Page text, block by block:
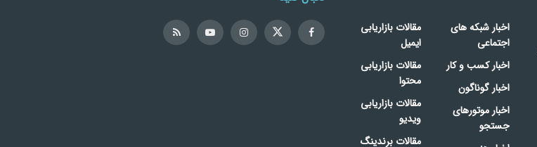
اخبار شبکه های
اجتماعی
اخبار کسب و کار
اخبار گوناگون
اخبار موتورهای
جستجو
مقالات بازاریابی
ایمیل
مقالات بازاریابی
محتوا
مقالات بازاریابی
ویدیو
مقالات برندینگ